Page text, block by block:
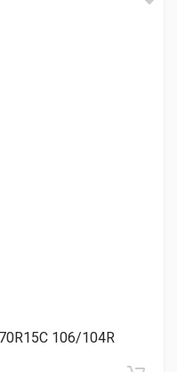
70R15C 106/104R
106/104R